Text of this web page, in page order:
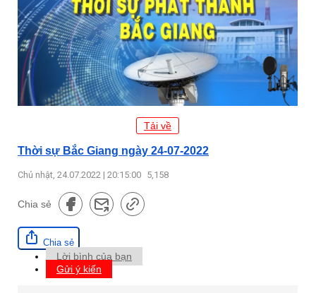
Tải về
Thời sự Bắc Giang ngày 24-07-2022
Chủ nhật, 24.07.2022 | 20:15:00 5,158
Chia sẻ
Chia sẻ
Lời bình của bạn
Gửi ý kiến